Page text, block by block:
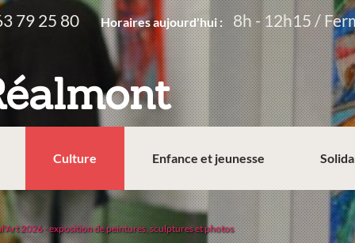
79 25 80 Horaires aujourd'hui : 8h - 12h15 /
Culture Enfance et jeunesse
2026 - exposition de peintures, sculptures et photos